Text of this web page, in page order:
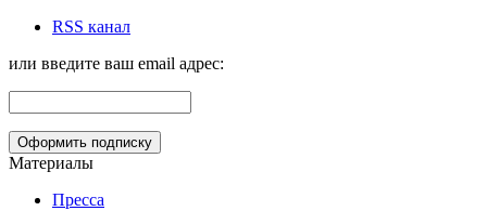
RSS канал
или введите ваш email адрес:
Материалы
Пресса